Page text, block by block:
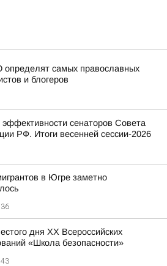
самых православных
и блогеров
эффективности сенаторов Совета
РФ. Итоги весенней сессии-2026
в Югре заметно
дня XX Всероссийских
«Школа безопасности»